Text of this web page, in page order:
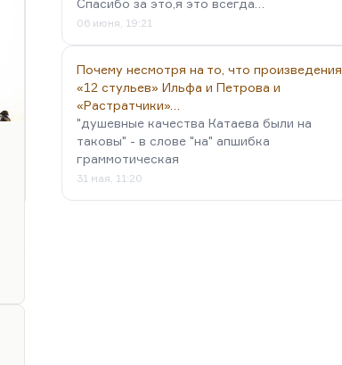
Спасибо за это,я это всегда…
06 июня, 19:21
Почему несмотря на то, что произведения
«12 стульев» Ильфа и Петрова и
«Растратчики»…
"душевные качества Катаева были на
таковы" - в слове "на" апшибка
граммотическая
31 мая, 11:20